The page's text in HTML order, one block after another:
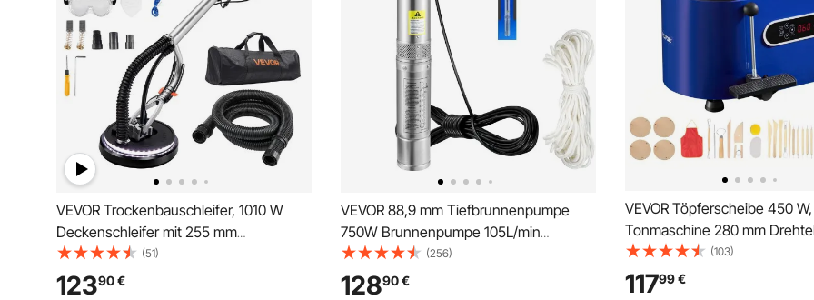
VEVOR Trockenbauschleifer, 1010 W
Deckenschleifer mit 255 mm
Schleifteller, Langhalsschleifer mit 1000–
2200 U/min Drehzahl, Doppelwandiger
(51)
12390€
VEVOR 88,9 mm Tiefbrunnenpumpe
750W Brunnenpumpe 105L/min
Tauchpumpe max. Förderhöhe 62m
Rohrpumpe 230V 50Hz Sandpumpe
(256)
12890€
VEVOR Töpferscheibe 450 W,
Tonmaschine 280 mm
Drehzahlregelung 60–300 U/
& Fußsteuerung,
Becken, Keramik Clay
(103)
11799€